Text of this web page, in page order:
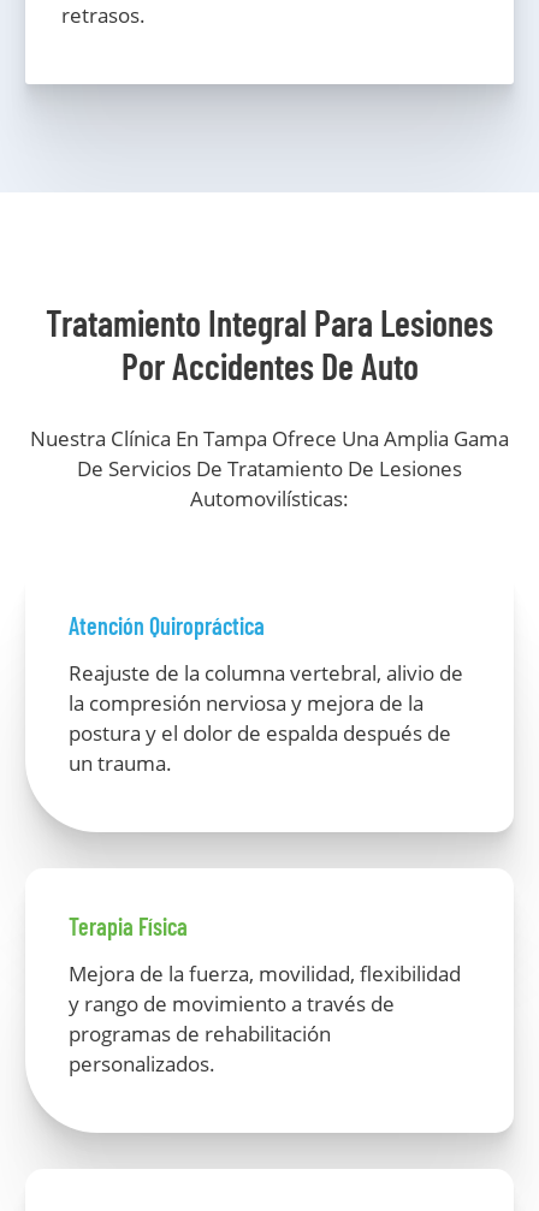
retrasos.
Tratamiento Integral Para Lesiones
Por Accidentes De Auto
Nuestra Clínica En Tampa Ofrece Una Amplia Gama
De Servicios De Tratamiento De Lesiones
Automovilísticas:
Atención Quiropráctica
Reajuste de la columna vertebral, alivio de
la compresión nerviosa y mejora de la
postura y el dolor de espalda después de
un trauma.
Terapia Física
Mejora de la fuerza, movilidad, flexibilidad
y rango de movimiento a través de
programas de rehabilitación
personalizados.